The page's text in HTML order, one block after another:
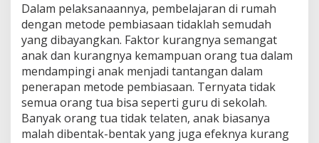
Dalam pelaksanaannya, pembelajaran di rumah
dengan metode pembiasaan tidaklah semudah
yang dibayangkan. Faktor kurangnya semangat
anak dan kurangnya kemampuan orang tua dalam
mendampingi anak menjadi tantangan dalam
penerapan metode pembiasaan. Ternyata tidak
semua orang tua bisa seperti guru di sekolah.
Banyak orang tua tidak telaten, anak biasanya
malah dibentak-bentak yang juga efeknya kurang